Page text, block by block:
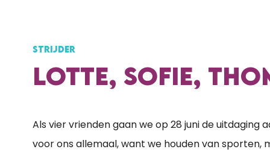
STRIJDER
LOTTE, SOFIE,
Als vier vrienden gaan we op 28 juni de uitdaging
voor ons allemaal, want we houden van sporten,